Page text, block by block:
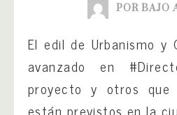
POR BAJO
El edil de Urbanismo y
avanzado en
proyecto y otros que
están previstos en la